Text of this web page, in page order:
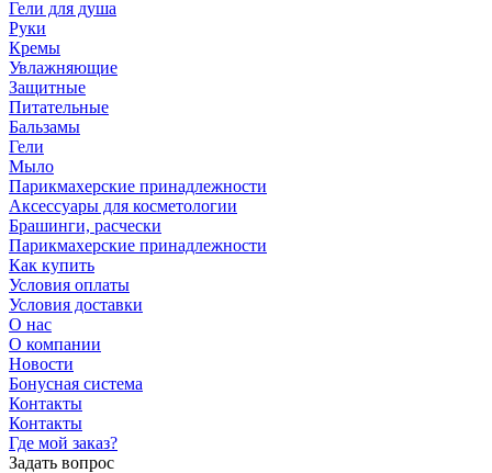
Гели для душа
Руки
Кремы
Увлажняющие
Защитные
Питательные
Бальзамы
Гели
Мыло
Парикмахерские принадлежности
Аксессуары для косметологии
Брашинги, расчески
Парикмахерские принадлежности
Как купить
Условия оплаты
Условия доставки
О нас
О компании
Новости
Бонусная система
Контакты
Контакты
Где мой заказ?
Задать вопрос